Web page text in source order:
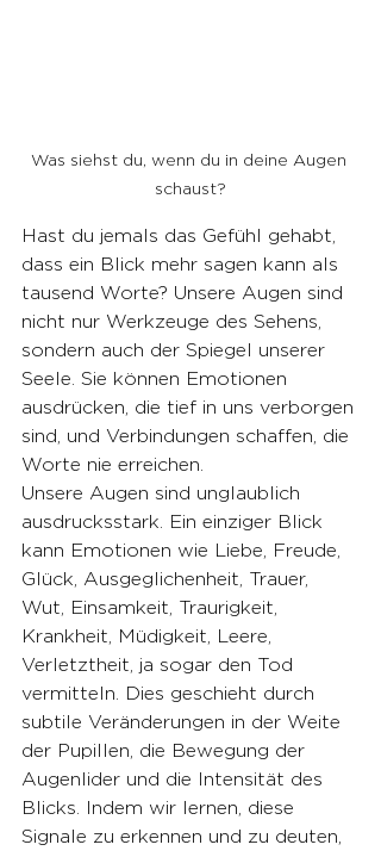
Was siehst du, wenn du in deine Augen
schaust?
Hast du jemals das Gefühl gehabt,
dass ein Blick mehr sagen kann als
tausend Worte? Unsere Augen sind
nicht nur Werkzeuge des Sehens,
sondern auch der Spiegel unserer
Seele. Sie können Emotionen
ausdrücken, die tief in uns verborgen
sind, und Verbindungen schaffen, die
Worte nie erreichen.
Unsere Augen sind unglaublich
ausdrucksstark. Ein einziger Blick
kann Emotionen wie Liebe, Freude,
Glück, Ausgeglichenheit, Trauer,
Wut, Einsamkeit, Traurigkeit,
Krankheit, Müdigkeit, Leere,
Verletztheit, ja sogar den Tod
vermitteln. Dies geschieht durch
subtile Veränderungen in der Weite
der Pupillen, die Bewegung der
Augenlider und die Intensität des
Blicks. Indem wir lernen, diese
Signale zu erkennen und zu deuten,